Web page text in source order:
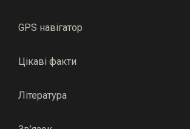
GPS навігатор
Цікаві факти
Література